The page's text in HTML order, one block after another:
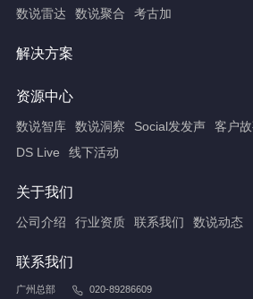
数说雷达 数说聚合 考古加
解决方案
资源中心
数说智库 数说洞察 Social发发声 客户
DS Live
线下活动
关于我们
公司介绍 行业资质 联系我们 数说动态
联系我们
广州总部 020-89286609